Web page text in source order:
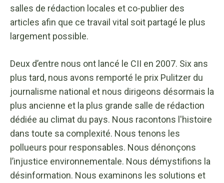
salles de rédaction locales et co-publier des
articles afin que ce travail vital soit partagé le plus
largement possible.
Deux d’entre nous ont lancé le CII en 2007. Six ans
plus tard, nous avons remporté le prix Pulitzer du
journalisme national et nous dirigeons désormais la
plus ancienne et la plus grande salle de rédaction
dédiée au climat du pays. Nous racontons l'histoire
dans toute sa complexité. Nous tenons les
pollueurs pour responsables. Nous dénonçons
l’injustice environnementale. Nous démystifions la
désinformation. Nous examinons les solutions et